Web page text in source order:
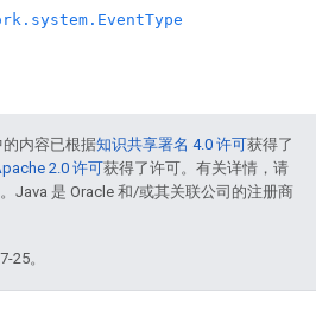
内容已根据知识共享署名 4.0 许可获得了
2.0 许可获得了许可。有关详情，请
。Java 是 Oracle 和/或其关联公司的注册商
25。